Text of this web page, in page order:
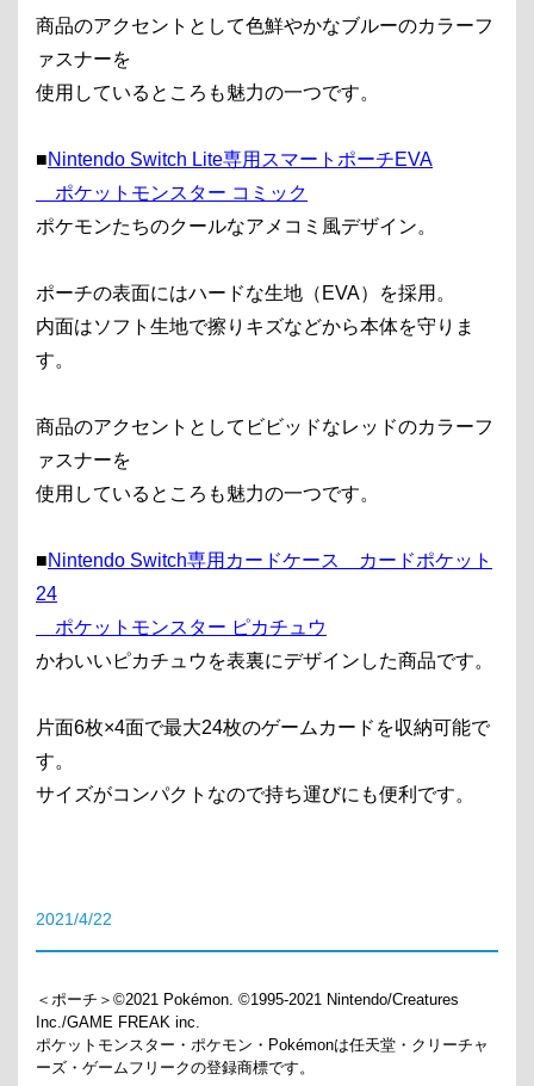
商品のアクセントとして色鮮やかなブルーのカラーフ
ァスナーを
使用しているところも魅力の一つです。
■Nintendo Switch Lite専用スマートポーチEVA
ポケットモンスター コミック
ポケモンたちのクールなアメコミ風デザイン。
ポーチの表面にはハードな生地（EVA）を採用。
内面はソフト生地で擦りキズなどから本体を守りま
す。
商品のアクセントとしてビビッドなレッドのカラーフ
ァスナーを
使用しているところも魅力の一つです。
■Nintendo Switch専用カードケース カードポケット
24
ポケットモンスター ピカチュウ
かわいいピカチュウを表裏にデザインした商品です。
片面6枚×4面で最大24枚のゲームカードを収納可能で
す。
サイズがコンパクトなので持ち運びにも便利です。
2021/4/22
＜ポーチ＞©2021 Pokémon. ©1995-2021 Nintendo/Creatures
Inc./GAME FREAK inc.
ポケットモンスター・ポケモン・Pokémonは任天堂・クリーチャ
ーズ・ゲームフリークの登録商標です。